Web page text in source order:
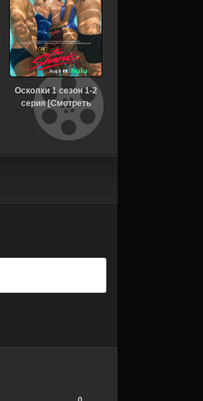
Осколки 1 сезон 1-2
серия [Смотреть
Онлайн]